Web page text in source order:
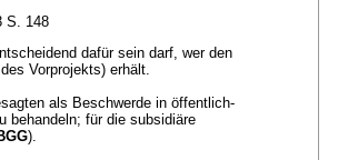
S. 148
dafür sein darf, wer den
Vorprojekts) erhält.
als Beschwerde in öffentlich-
behandeln; für die subsidiäre
).